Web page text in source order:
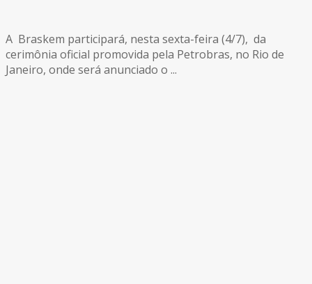
A Braskem participará, nesta sexta-feira (4/7), da
cerimônia oficial promovida pela Petrobras, no Rio de
Janeiro, onde será anunciado o ...